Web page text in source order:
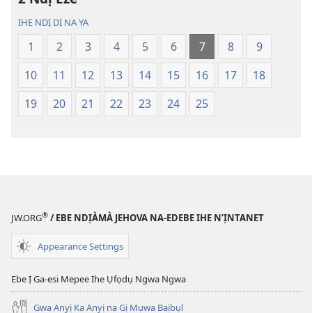
Ọhụrụ
(Nke
E
Degharịrị
Ọhụrụ
(Nke
E
Degharịrị
IHE NDỊ DỊ NA YA
1 2 3 4 5 6 7 8
9
10
11 12 13 14 15 16 17
18
19
20 21 22 23 24 25
JW.ORG® / EBE NDỊÀMÀ JEHOVA NA-EDEBE IHE N’ỊNTANET
Appearance Settings
Ebe Ị Ga-esi Mepee Ihe Ụfọdụ Ngwa Ngwa
Gwa Anyị Ka Anyị na Gị Mụwa Baịbụl